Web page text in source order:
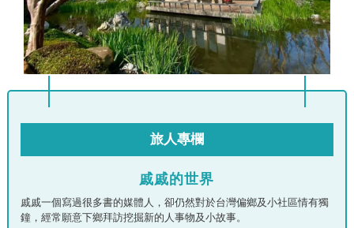
旅人專欄
戚戚的世界
戚戚一個寫過很多書的媒體人，卻仍然對於台灣偏鄉及小社區情有獨
鐘，經常願意下鄉拜訪挖掘新的人事物及小故事。